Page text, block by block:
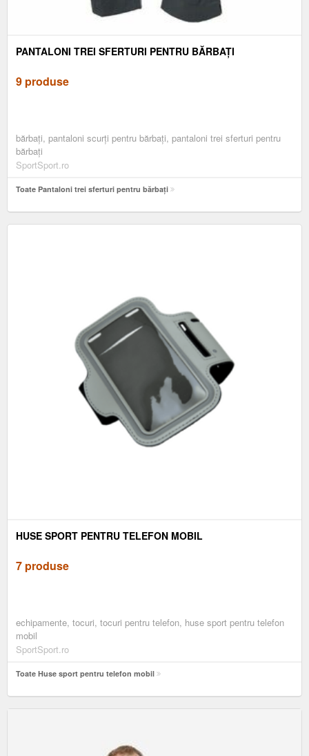
PANTALONI TREI SFERTURI PENTRU BĂRBAȚI
9 produse
bărbați, pantaloni scurți pentru bărbați, pantaloni trei sferturi pentru
bărbați
SportSport.ro
Toate Pantaloni trei sferturi pentru bărbați
HUSE SPORT PENTRU TELEFON MOBIL
7 produse
echipamente, tocuri, tocuri pentru telefon, huse sport pentru telefon
mobil
SportSport.ro
Toate Huse sport pentru telefon mobil